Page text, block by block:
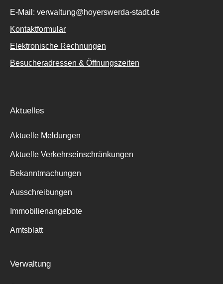
E-Mail: verwaltung@hoyerswerda-stadt.de
Kontaktformular
Elektronische Rechnungen
Besucheradressen & Öffnungszeiten
Aktuelles
Aktuelle Meldungen
Aktuelle Verkehrseinschränkungen
Bekanntmachungen
Ausschreibungen
Immobilienangebote
Amtsblatt
Verwaltung